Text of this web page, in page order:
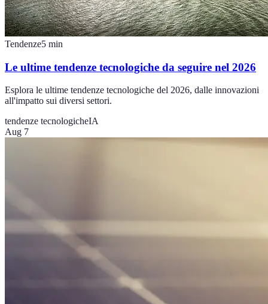
Tendenze5 min
Le ultime tendenze tecnologiche da seguire nel 2026
Esplora le ultime tendenze tecnologiche del 2026, dalle innovazioni
all'impatto sui diversi settori.
tendenze tecnologicheIA
Aug 7